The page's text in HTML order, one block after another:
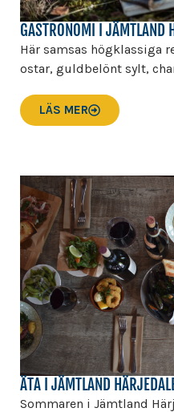
GASTRONOMI I JÄMTLAND
Här samsas högklassiga
ostar, guldbelönt sylt,
LÄS MER
ÄTA I JÄMTLAND
Sommaren i Jämtland